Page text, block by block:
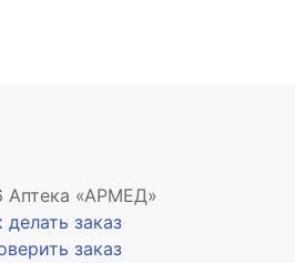
Аптека «АРМЕД»
делать заказ
заказ